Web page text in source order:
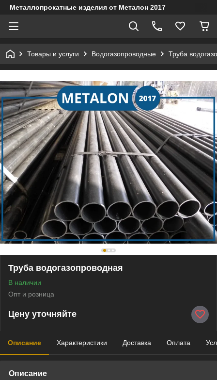
Металлопрокатные изделия от Металон 2017
Товары и услуги Водогазопроводные Труба
Труба водогазопроводная
В наличии
Опт и розница
Цену уточняйте
Описание Характеристики Доставка Оплата
Описание